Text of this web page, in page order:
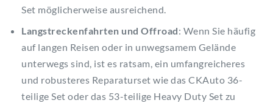
Set möglicherweise ausreichend.
Langstreckenfahrten und Offroad: Wenn Sie häufig
auf langen Reisen oder in unwegsamem Gelände
unterwegs sind, ist es ratsam, ein umfangreicheres
und robusteres Reparaturset wie das CKAuto 36-
teilige Set oder das 53-teilige Heavy Duty Set zu